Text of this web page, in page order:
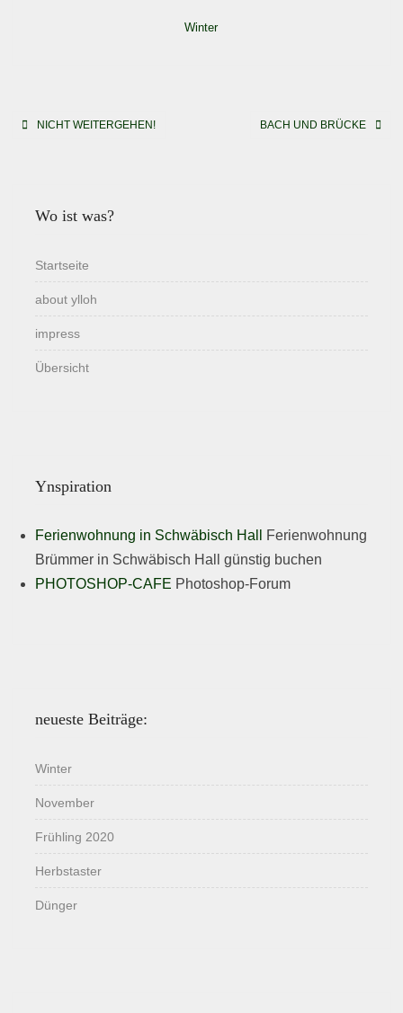
Winter
Beitragsnavigation
NICHT WEITERGEHEN! BACH UND BRÜCKE
Wo ist was?
Startseite
about ylloh
impress
Übersicht
Ynspiration
Ferienwohnung in Schwäbisch Hall
Ferienwohnung
Brümmer in Schwäbisch Hall günstig buchen
PHOTOSHOP-CAFE Photoshop-Forum
neueste Beiträge:
Winter
November
Frühling 2020
Herbstaster
Dünger